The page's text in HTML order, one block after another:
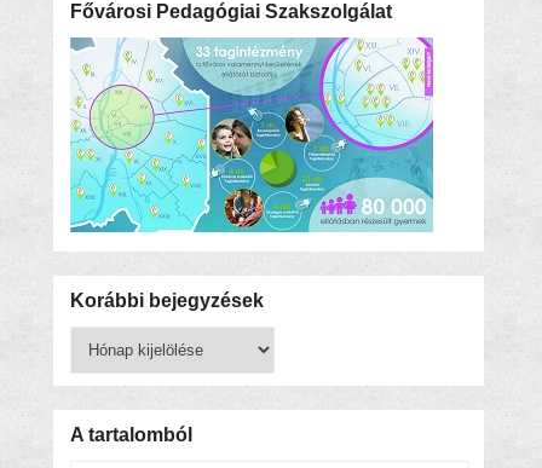
Fővárosi Pedagógiai Szakszolgálat
Korábbi bejegyzések
bejegyzések
A tartalomból